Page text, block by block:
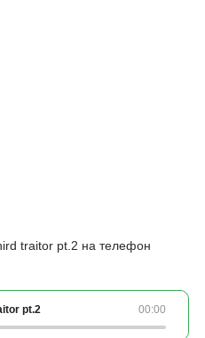
traitor pt.2 на телефон
00:00
pt.2